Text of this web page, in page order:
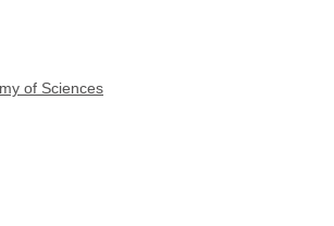
of Sciences